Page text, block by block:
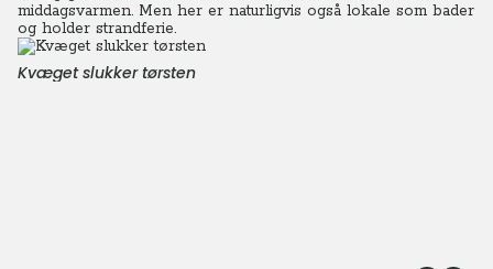
middagsvarmen. Men her er naturligvis også lokale som bader
og holder strandferie.
Kvæget slukker tørsten